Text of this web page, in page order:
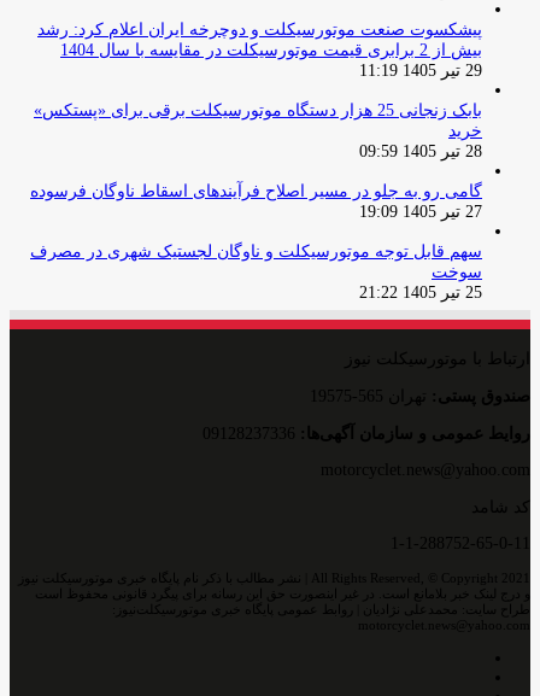
پیشکسوت صنعت موتورسیکلت و دوچرخه ایران اعلام کرد: رشد
بیش از 2 برابری قیمت موتورسیکلت در مقایسه با سال 1404
29 تیر 1405 11:19
بابک زنجانی 25 هزار دستگاه موتورسیکلت برقی برای «پستکس»
خرید
28 تیر 1405 09:59
گامی رو به جلو در مسیر اصلاح فرآیندهای اسقاط ناوگان فرسوده
27 تیر 1405 19:09
سهم قابل توجه موتورسیکلت و ناوگان لجستیک شهری در مصرف
سوخت
25 تیر 1405 21:22
ارتباط با موتورسیکلت نیوز
صندوق پستی: تهران 565-19575
روایط عمومی و سازمان آگهی‌ها:
motorcyclet.news@yahoo.com
کد شامد
1-1-288752-65-0-11
All Rights Reserved, © Copyright 2021 | نشر مطالب با ذکر نام پایگاه خبری موتورسیکلت نیوز
و درج لینک خبر بلامانع است. در غیر اینصورت حق این رسانه برای پیگرد قانونی محفوظ است
طراح سایت: محمدعلی نژادیان | روابط عمومی پایگاه خبری موتورسیکلت‌نیوز:
motorcyclet.news@yahoo.com